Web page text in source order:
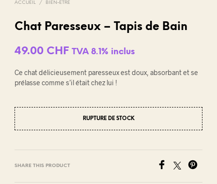
ACCUEIL / BIEN-ÊTRE
Chat Paresseux – Tapis de Bain
49.00 CHF TVA 8.1% inclus
Ce chat délicieusement paresseux est doux, absorbant et se
prélasse comme s’il était chez lui !
RUPTURE DE STOCK
SHARE THIS PRODUCT